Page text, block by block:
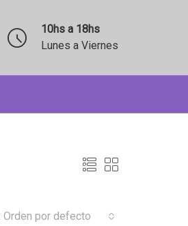
10hs a 18hs
Lunes a Viernes
Orden por defecto